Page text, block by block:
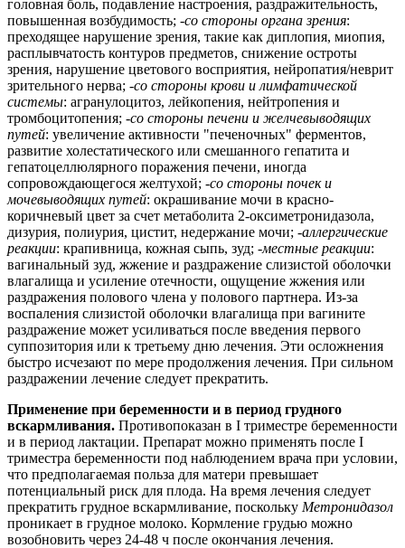
головная боль, подавление настроения, раздражительность,
повышенная возбудимость; -со стороны органа зрения:
преходящее нарушение зрения, такие как диплопия, миопия,
расплывчатость контуров предметов, снижение остроты
зрения, нарушение цветового восприятия, нейропатия/неврит
зрительного нерва; -со стороны крови и лимфатической
системы: агранулоцитоз, лейкопения, нейтропения и
тромбоцитопения; -со стороны печени и желчевыводящих
путей: увеличение активности "печеночных" ферментов,
развитие холестатического или смешанного гепатита и
гепатоцеллюлярного поражения печени, иногда
сопровождающегося желтухой; -со стороны почек и
мочевыводящих путей: окрашивание мочи в красно-
коричневый цвет за счет метаболита 2-оксиметронидазола,
дизурия, полиурия, цистит, недержание мочи; -аллергические
реакции: крапивница, кожная сыпь, зуд; -местные реакции:
вагинальный зуд, жжение и раздражение слизистой оболочки
влагалища и усиление отечности, ощущение жжения или
раздражения полового члена у полового партнера. Из-за
воспаления слизистой оболочки влагалища при вагините
раздражение может усиливаться после введения первого
суппозитория или к третьему дню лечения. Эти осложнения
быстро исчезают по мере продолжения лечения. При сильном
раздражении лечение следует прекратить.
Применение при беременности и в период грудного
вскармливания. Противопоказан в I триместре беременности
и в период лактации. Препарат можно применять после I
триместра беременности под наблюдением врача при условии,
что предполагаемая польза для матери превышает
потенциальный риск для плода. На время лечения следует
прекратить грудное вскармливание, поскольку Метронидазол
проникает в грудное молоко. Кормление грудью можно
возобновить через 24-48 ч после окончания лечения.